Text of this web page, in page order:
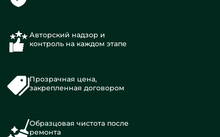
Авторский надзор и
контроль на каждом этапе
Прозрачная цена,
закрепленная договором
Образцовая чистота после
ремонта